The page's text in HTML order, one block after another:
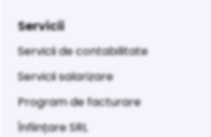
Servicii
Servicii de contabilitate
Servicii salarizare
Program de facturare
Înființare SRL